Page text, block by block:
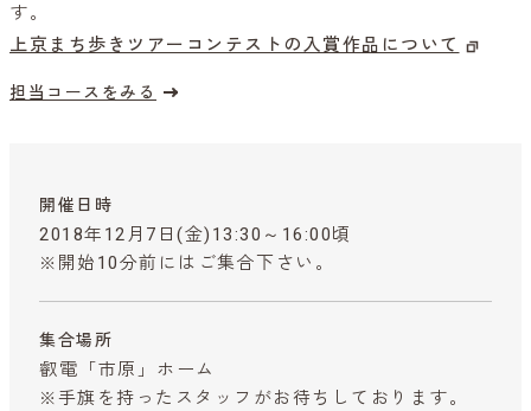
す。
上京まち歩きツアーコンテストの入賞作品について
担当コースをみる
開催日時
2018年12月7日(金)13:30～16:00頃
※開始10分前にはご集合下さい。
集合場所
叡電「市原」ホーム
※手旗を持ったスタッフがお待ちしております。